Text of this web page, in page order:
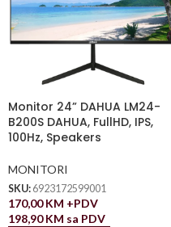
Monitor 24” DAHUA LM24-
B200S DAHUA, FullHD, IPS,
100Hz, Speakers
MONITORI
SKU: 6923172599001
170,00KM +PDV
198,90KM sa PDV